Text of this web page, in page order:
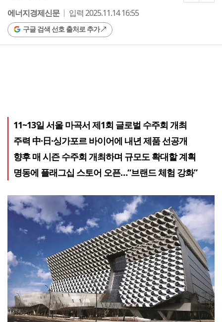
에너지경제신문
입력 2025.11.14 16:55
구글 검색 선호 출처로 추가
11~13일 서울 마곡서 제1회 글로벌 수주회 개최
주력 中·日·싱가포르 바이어에 내년 제품 선공개
향후 매 시즌 수주회 개최하며 규모도 확대할 계획
명동에 플래그십 스토어 오픈…“브랜드 체험 강화”